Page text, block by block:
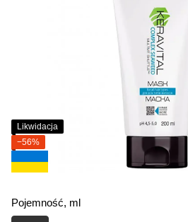
Likwidacja
−56%
Pojemność, ml